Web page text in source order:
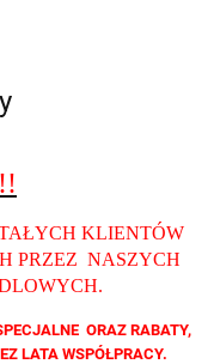
KLIENTÓW
PRZEZ NASZYCH
.
ORAZ RABATY,
LATA WSPÓŁPRACY.